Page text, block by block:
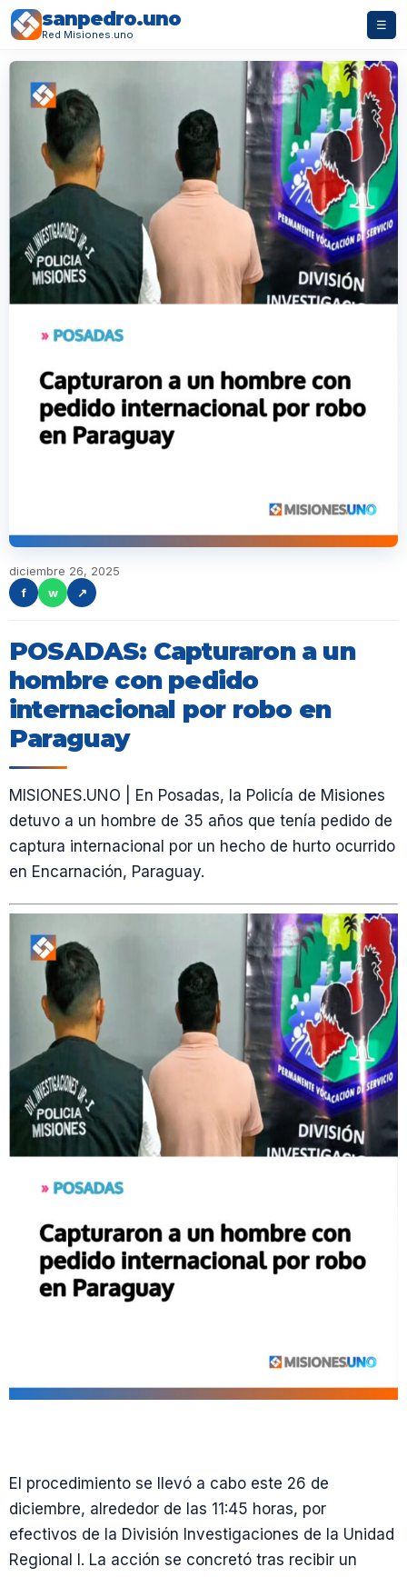
sanpedro.uno
Red Misiones.uno
☰
diciembre 26, 2025
f
w ↗
POSADAS: Capturaron a un
hombre con pedido
internacional por robo en
Paraguay
MISIONES.UNO | En Posadas, la Policía de Misiones
detuvo a un hombre de 35 años que tenía pedido de
captura internacional por un hecho de hurto ocurrido
en Encarnación, Paraguay.
El procedimiento se llevó a cabo este 26 de
diciembre, alrededor de las 11:45 horas, por
efectivos de la División Investigaciones de la Unidad
Regional I. La acción se concretó tras recibir un